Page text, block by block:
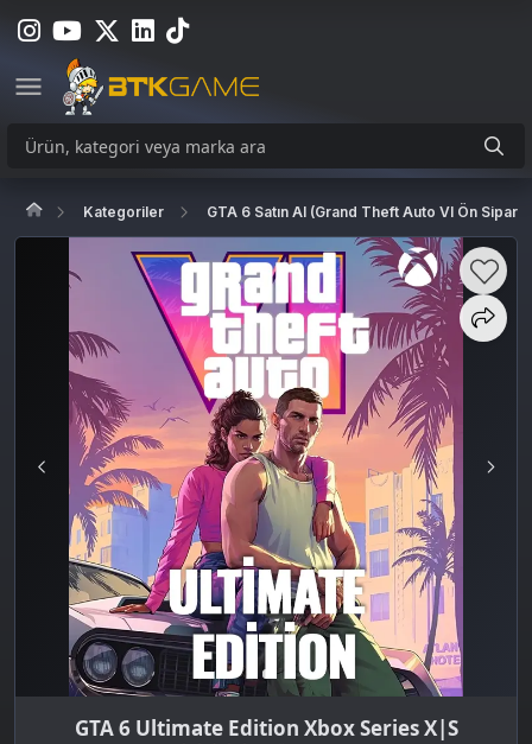
Kategoriler GTA 6 Satın Al (Grand Theft Auto VI Ön
GTA 6 Ultimate Edition Xbox Series X|S